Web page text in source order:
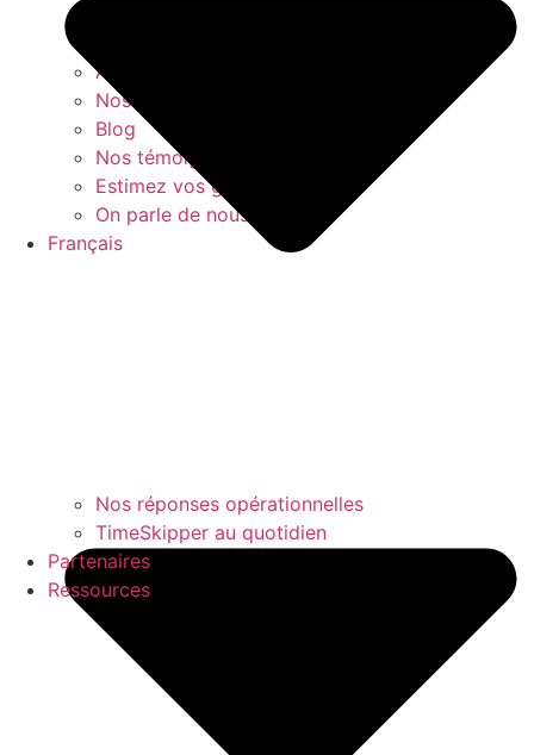
À propos
Nos livres blancs
Blog
Nos témoignages clients
Estimez vos gains
On parle de nous
Français
Nos réponses opérationnelles
TimeSkipper au quotidien
Partenaires
Ressources